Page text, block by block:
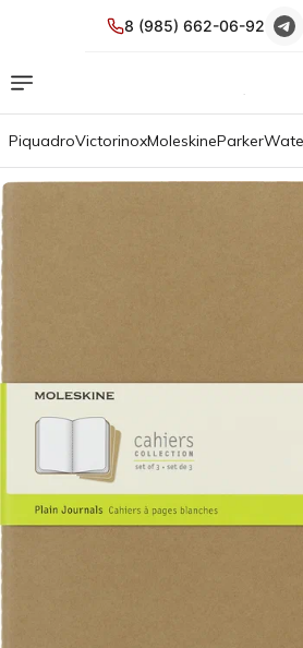
8 (985) 662-06-92
PiquadroVictorinoxMoleskineParker